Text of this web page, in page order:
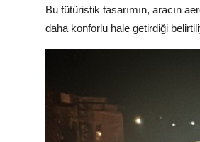
Bu fütüristik tasarımın, aracın
daha konforlu hale getirdiği